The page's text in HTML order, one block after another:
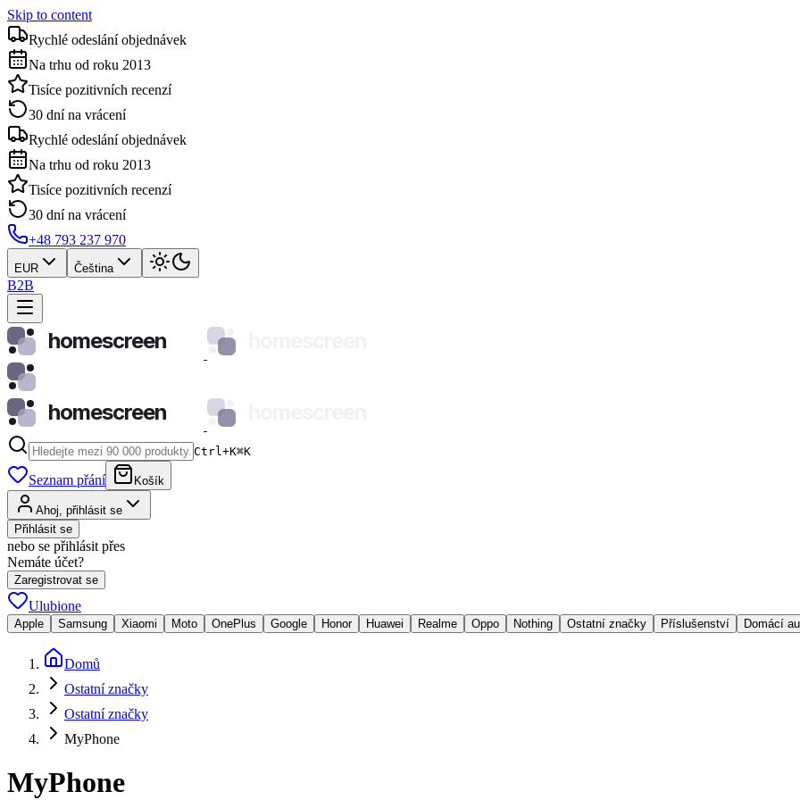
Skip to content
Rychlé odeslání objednávek
Na trhu od roku 2013
Tisíce pozitivních recenzí
30 dní na vrácení
Rychlé odeslání objednávek
Na trhu od roku 2013
Tisíce pozitivních recenzí
30 dní na vrácení
+48 793 237 970
EUR Čeština
B2B
homescreen
homescreen
Ctrl+K⌘K
Seznam přání Košík
Ahoj, přihlásit se
Přihlásit se
nebo se přihlásit přes
Nemáte účet?
Zaregistrovat se
Ulubione
Apple Samsung Xiaomi Moto OnePlus Google Honor Huawei Realme Oppo Nothing Ostatní značky Příslušenství Domácí
Domů
Ostatní značky
Ostatní značky
MyPhone
MyPhone